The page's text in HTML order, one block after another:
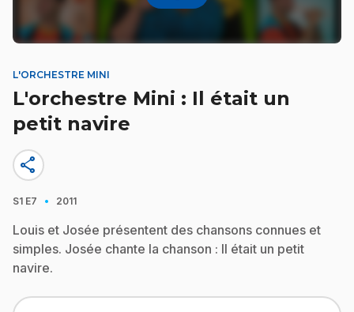
L'ORCHESTRE MINI
L'orchestre Mini : Il était un
petit navire
share
S1 E7 · 2011
Louis et Josée présentent des chansons connues et
simples. Josée chante la chanson : Il était un petit
navire.